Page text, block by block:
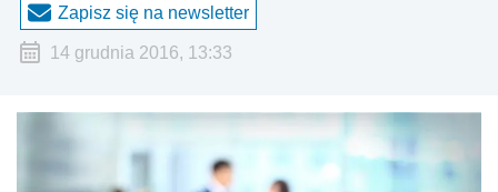
Zapisz się na newsletter
14 grudnia 2016, 13:33